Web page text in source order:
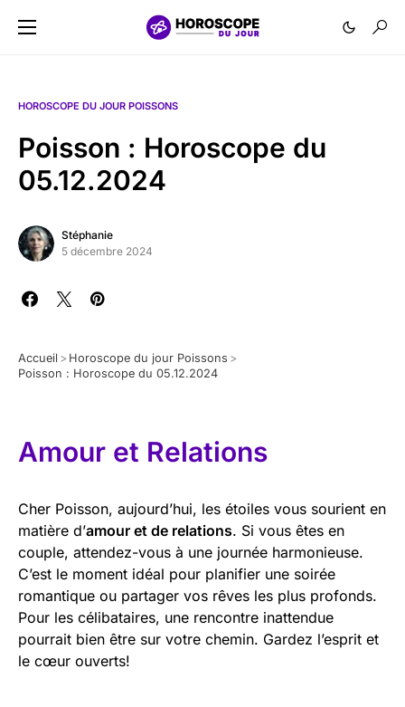
HOROSCOPE DU JOUR POISSONS
Poisson : Horoscope du
05.12.2024
Stéphanie
5 décembre 2024
Accueil > Horoscope du jour Poissons >
Poisson : Horoscope du 05.12.2024
Amour et Relations
Cher Poisson, aujourd’hui, les étoiles vous sourient en
matière d’amour et de relations. Si vous êtes en
couple, attendez-vous à une journée harmonieuse.
C’est le moment idéal pour planifier une soirée
romantique ou partager vos rêves les plus profonds.
Pour les célibataires, une rencontre inattendue
pourrait bien être sur votre chemin. Gardez l’esprit et
le cœur ouverts!